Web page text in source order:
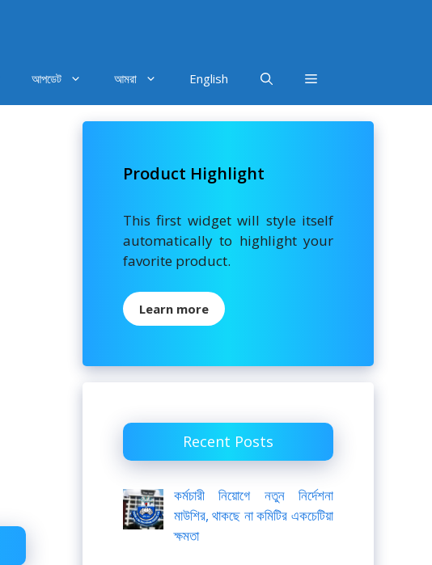
আপডেট আমরা English
Product Highlight
This first widget will style itself
automatically to highlight your
favorite product.
Learn more
Recent Posts
কর্মচারী নিয়োগে নতুন নির্দেশনা
মাউশির, থাকছে না কমিটির একচেটিয়া
ক্ষমতা